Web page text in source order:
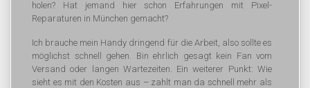
holen? Hat jemand hier schon Erfahrungen mit Pixel-
Reparaturen in München gemacht?
Ich brauche mein Handy dringend für die Arbeit, also sollte es
möglichst schnell gehen. Bin ehrlich gesagt kein Fan vom
Versand oder langen Wartezeiten. Ein weiterer Punkt: Wie
sieht es mit den Kosten aus – zahlt man da schnell mehr als